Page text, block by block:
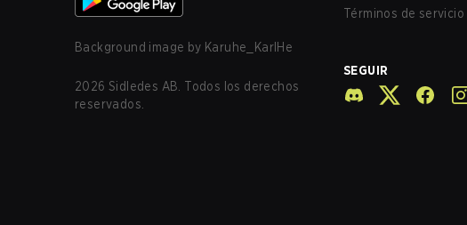
Background image by Karuhe_KarlHe
2026 Sidledes AB. Todos los derechos
reservados.
Términos de servicio
SEGUIR